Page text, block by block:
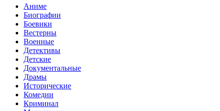
Аниме
Биографии
Боевики
Вестерны
Военные
Детективы
Детские
Документальные
Драмы
Исторические
Комедии
Криминал